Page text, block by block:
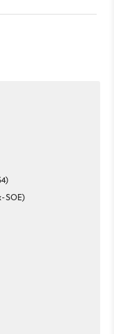
SOE)